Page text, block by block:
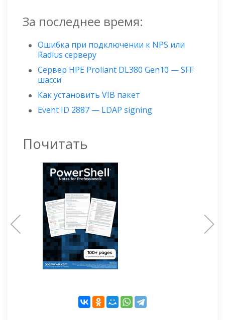
За последнее время:
Ошибка при подключении к NPS или
Radius серверу
Сервер HPE Proliant DL380 Gen10 — SFF
шасси
Как установить VIB пакет
Event ID 2887 — LDAP signing
Почитать